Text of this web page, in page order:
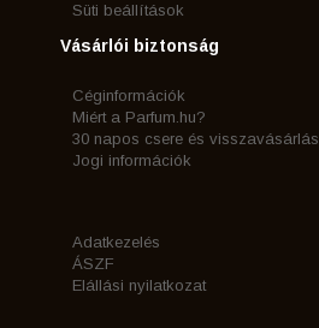
Süti beállítások
Vásárlói biztonság
Céginformációk
Miért a Parfum.hu?
30 napos csere és visszavásárlás
Jogi információk
Adatkezelés
ÁSZF
Elállási nyilatkozat